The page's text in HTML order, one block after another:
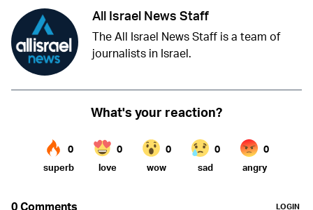
All Israel News Staff
The All Israel News Staff is a team of
journalists in Israel.